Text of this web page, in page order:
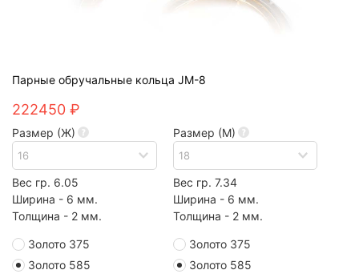
Парные обручальные кольца JM-8
222450 ₽
Размер (Ж)
Вес гр. 6.05
Ширина - 6 мм.
Толщина - 2 мм.
Золото 375
Золото 585
Размер (М)
Вес гр. 7.34
Ширина - 6 мм.
Толщина - 2 мм.
Золото 375
Золото 585